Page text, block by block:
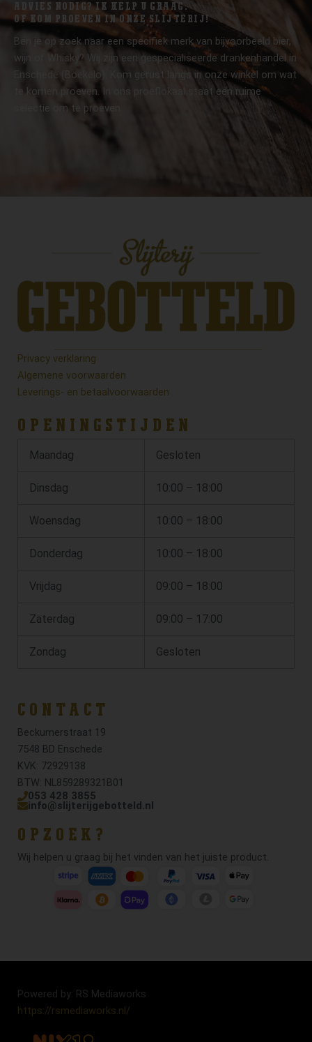
ADVIES NODIG? IK HELP U GRAAG.
OF KOM PROEVEN IN ONZE SLIJTERIJ!
Ben je op zoek naar een specifiek merk van bijvoorbeeld bier,
wijn of Whisky? Wij zijn een gespecialiseerde drankenhandel in
Enschede (Boekelo). Kom gerust langs in onze winkel om wat
te komen proeven. In ons proeflokaal staat een ruime
selectie om te proeven.
Privacy verklaring
Algemene voorwaarden
Leverings- en betaalvoorwaarden
OPENINGSTIJDEN
Maandag Gesloten
Dinsdag 10:00 – 18:00
Woensdag 10:00 – 18:00
Donderdag 10:00 – 18:00
Vrijdag 09:00 – 18:00
Zaterdag 09:00 – 17:00
Zondag Gesloten
CONTACT
Beckumerstraat 19
7548 BD Enschede
KVK: 72929138
BTW: NL859289321B01
053 428 3855
info@slijterijgebotteld.nl
OPZOEK?
Wij helpen u graag bij het vinden van het juiste product.
Powered by: RS Mediaworks
https://rsmediaworks.nl/